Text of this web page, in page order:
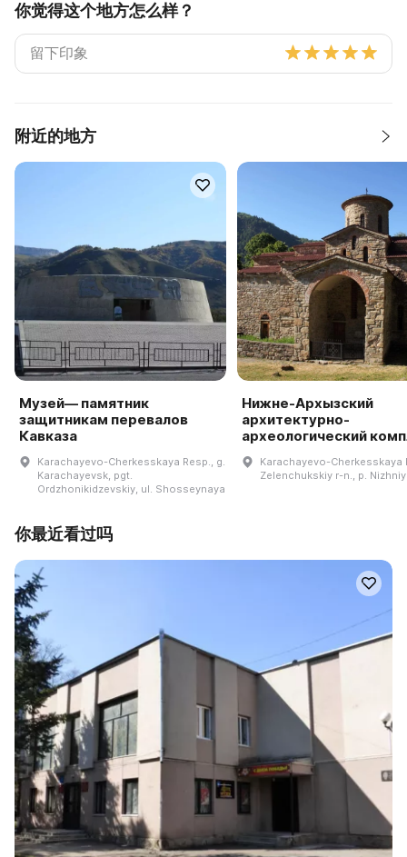
你觉得这个地方怎么样？
附近的地方
Музей— памятник
защитникам перевалов
Кавказа
Karachayevo-Cherkesskaya Resp., g.
Karachayevsk, pgt.
Ordzhonikidzevskiy, ul. Shosseynaya
Нижне-Архызский
архитектурно-
археологический
Karachayevo-Cherkesskaya
Zelenchukskiy r-n., p.
你最近看过吗